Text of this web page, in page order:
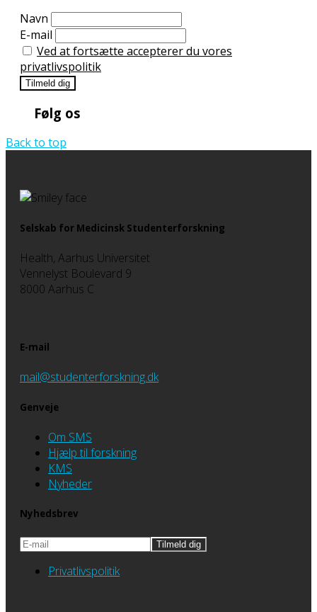
Navn
E-mail
Ved at fortsætte accepterer du vores
privatlivspolitik
Følg os
Back to top
Selskab for Medicinsk Studenterforskning
Health, Aarhus Universitet
Vennelyst Boulevard 9
8000 Aarhus C
E-mail
mail@studenterforskning.dk
Genveje
Om SMS
Hjælp til forskning
KMS
Nyheder
Nyhedsbrev
Privatlivspolitik